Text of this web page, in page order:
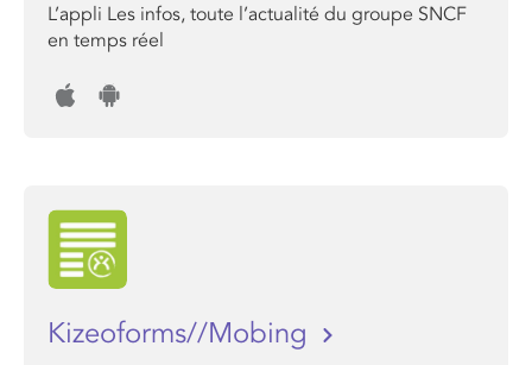
L’appli Les infos, toute l’actualité du groupe SNCF
en temps réel
Kizeoforms//Mobing